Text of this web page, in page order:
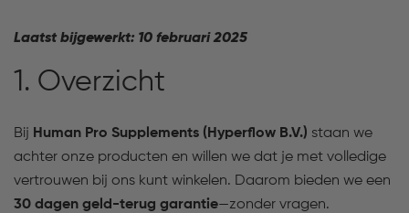
Laatst bijgewerkt: 10 februari 2025
1. Overzicht
Bij Human Pro Supplements (Hyperflow B.V.) staan we
achter onze producten en willen we dat je met volledige
vertrouwen bij ons kunt winkelen. Daarom bieden we een
30 dagen geld-terug garantie—zonder vragen.